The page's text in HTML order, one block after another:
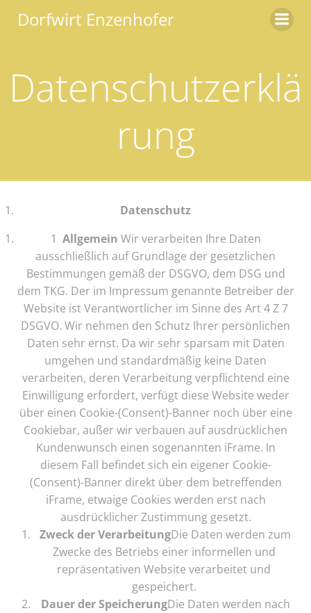
Inhalt
Dorfwirt Enzenhofer
Datenschutzerklä
rung
Datenschutz
1 Allgemein Wir verarbeiten Ihre Daten
ausschließlich auf Grundlage der gesetzlichen
Bestimmungen gemäß der DSGVO, dem DSG und
dem TKG. Der im Impressum genannte Betreiber der
Website ist Verantwortlicher im Sinne des Art 4 Z 7
DSGVO. Wir nehmen den Schutz Ihrer persönlichen
Daten sehr ernst. Da wir sehr sparsam mit Daten
umgehen und standardmäßig keine Daten
verarbeiten, deren Verarbeitung verpflichtend eine
Einwilligung erfordert, verfügt diese Website weder
über einen Cookie-(Consent)-Banner noch über eine
Cookiebar, außer wir verbauen auf ausdrücklichen
Kundenwunsch einen sogenannten iFrame. In
diesem Fall befindet sich ein eigener Cookie-
(Consent)-Banner direkt über dem betreffenden
iFrame, etwaige Cookies werden erst nach
ausdrücklicher Zustimmung gesetzt.
Zweck der VerarbeitungDie Daten werden zum
Zwecke des Betriebs einer informellen und
repräsentativen Website verarbeitet und
gespeichert.
Dauer der SpeicherungDie Daten werden nach